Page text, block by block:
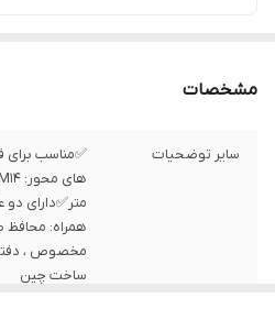
مشخصات
سایر توضحیات
متر✅دارای دو
همراه: محافظ
مخصوص ،
ساخت چین